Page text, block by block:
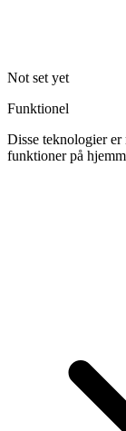
Not set yet
Funktionel
Disse teknologier
funktioner på